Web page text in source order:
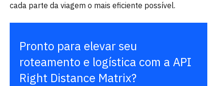
cada parte da viagem o mais eficiente possível.
Pronto para elevar seu
roteamento e logística com a API
Right Distance Matrix?